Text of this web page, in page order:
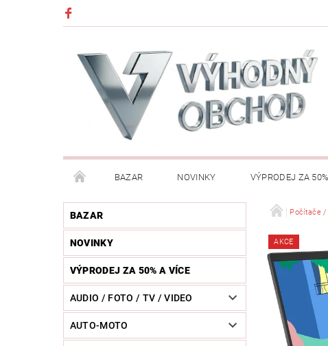
BAZAR NOVINKY VÝPRODEJ ZA
DĚTI (HRAČKY, CHŮVIČKY, VÝBAVA) DÍLNA /
HUDEBNÍ NÁSTROJE CHYTRÉ HODINKY / MOBILY /
KOSMETIKA / ŠPERKY KOŽENÝ SVĚT (OPASKY,
POWERBANKY SPORT /
BAZAR
NOVINKY
VÝPRODEJ ZA 50% A VÍCE
AUDIO / FOTO / TV / VIDEO
AUTO-MOTO
Počítače /
AKCE